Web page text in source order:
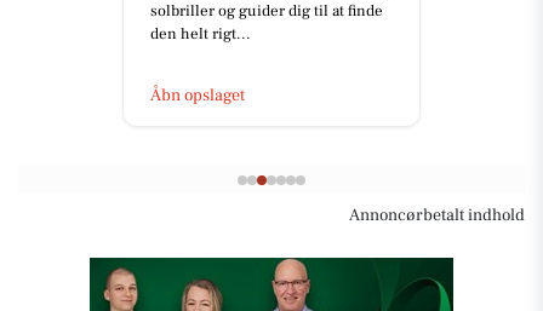
solbriller og guider dig til at finde
den helt rigt...
Åbn opslaget
Annoncørbetalt indhold